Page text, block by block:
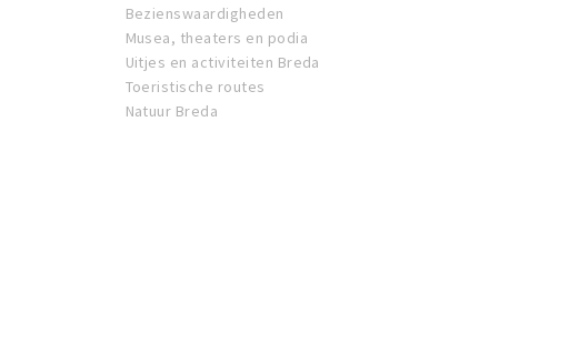
Bezienswaardigheden
Musea, theaters en podia
Uitjes en activiteiten Breda
Toeristische routes
Natuur Breda